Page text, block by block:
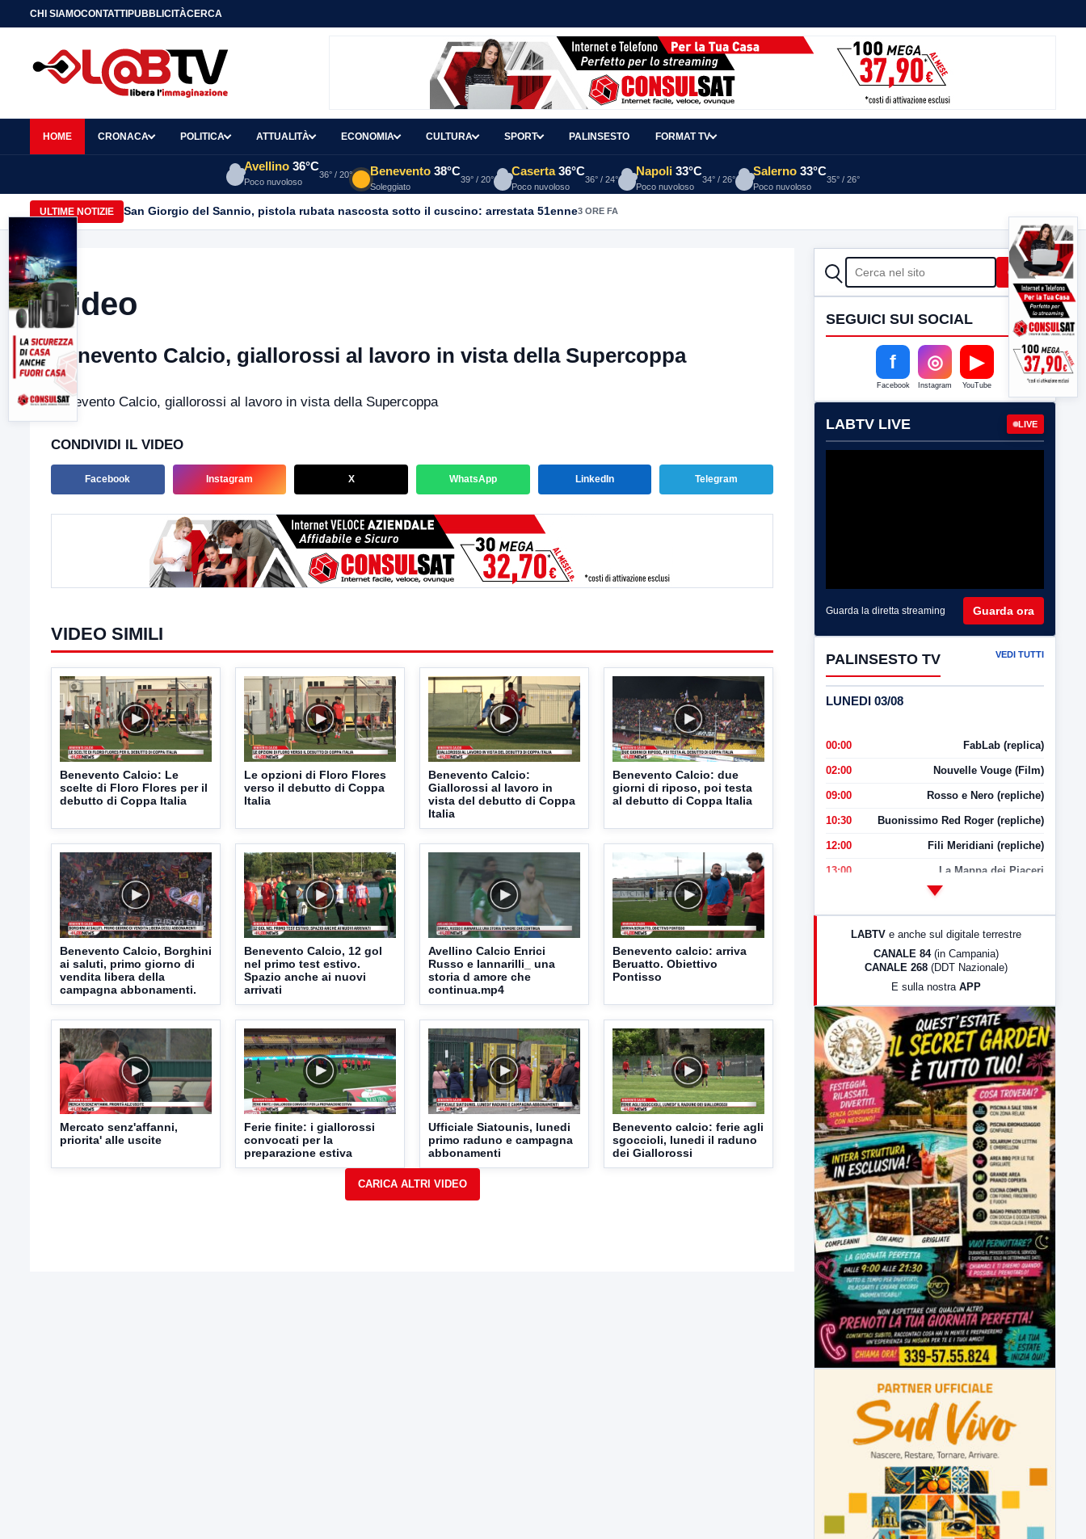
CHI SIAMOCONTATTIPUBBLICITÀCERCA
HOME CRONACA POLITICA ATTUALITÀ ECONOMIA CULTURA SPORT PALINSESTO FORMAT TV
Avellino 36°C
Poco nuvoloso
36° / 20° Benevento 38°C
Soleggiato
39° / 20°
Caserta 36°C
Poco nuvoloso
36° / 24°
Napoli 33°C
Poco nuvoloso
34° / 26°
Salerno 33°C
Poco nuvoloso
35° / 26°
ULTIME NOTIZIE San Giorgio del Sannio, pistola rubata nascosta sotto il cuscino: arrestata 51enne3 ORE FA
Video
Benevento Calcio, giallorossi al lavoro in vista della Supercoppa
Benevento Calcio, giallorossi al lavoro in vista della Supercoppa
CONDIVIDI IL VIDEO
Facebook Instagram X WhatsApp LinkedIn Telegram
VIDEO SIMILI
Benevento Calcio: Le
scelte di Floro Flores per il
debutto di Coppa Italia
Le opzioni di Floro Flores
verso il debutto di Coppa
Italia
Benevento Calcio:
Giallorossi al lavoro in
vista del debutto di Coppa
Italia
Benevento Calcio: due
giorni di riposo, poi testa
al debutto di Coppa Italia
Benevento Calcio, Borghini
ai saluti, primo giorno di
vendita libera della
campagna abbonamenti.
Benevento Calcio, 12 gol
nel primo test estivo.
Spazio anche ai nuovi
arrivati
Avellino Calcio Enrici
Russo e Iannarilli_ una
storia d amore che
continua.mp4
Benevento calcio: arriva
Beruatto. Obiettivo
Pontisso
Mercato senz'affanni,
priorita' alle uscite
Ferie finite: i giallorossi
convocati per la
preparazione estiva
Ufficiale Siatounis, lunedi
primo raduno e campagna
abbonamenti
Benevento calcio: ferie agli
sgoccioli, lunedi il raduno
dei Giallorossi
CERCA Cerca
SEGUICI SUI SOCIAL
f
Facebook
◎
Instagram
▶
YouTube
LABTV LIVE LIVE
Guarda la diretta streaming Guarda ora
PALINSESTO TV VEDI TUTTI
LUNEDI 03/08
00:00 FabLab (replica)
02:00 Nouvelle Vouge (Film)
09:00 Rosso e Nero (repliche)
10:30 Buonissimo Red Roger (repliche)
12:00 Fili Meridiani (repliche)
13:00 La Mappa dei Piaceri
LabNews (Diretta)
23:00 LabNews (replica)
LABTV e anche sul digitale terrestre
CANALE 84 (in Campania)
CANALE 268 (DDT Nazionale)
E sulla nostra APP